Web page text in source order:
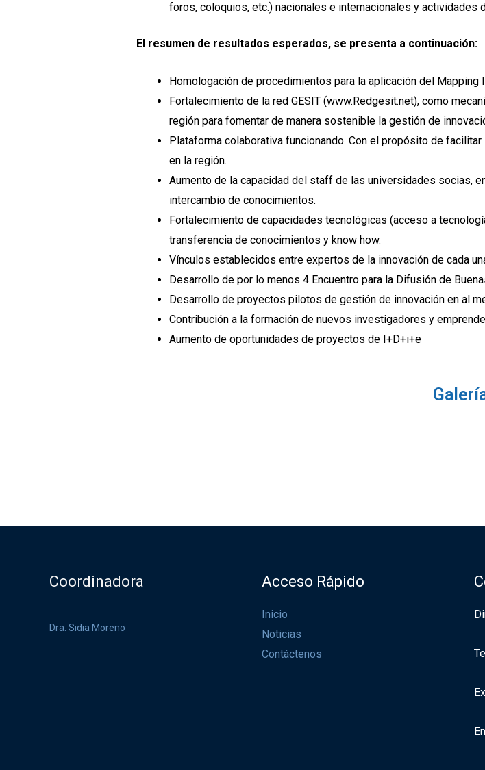
foros, coloquios, etc.) nacionales e internacionales y actividades
El resumen de resultados esperados, se presenta a continuación:
Homologación de procedimientos para la aplicación del
Fortalecimiento de la red GESIT (www.Redgesit.net), como
región para fomentar de manera sostenible la gestión de
Plataforma colaborativa funcionando. Con el propósito de
en la región.
Aumento de la capacidad del staff de las universidades socias,
intercambio de conocimientos.
Fortalecimiento de capacidades tecnológicas (acceso a
transferencia de conocimientos y know how.
Vínculos establecidos entre expertos de la innovación de cada
Desarrollo de por lo menos 4 Encuentro para la Difusión de
Desarrollo de proyectos pilotos de gestión de innovación en al
Contribución a la formación de nuevos investigadores y
Aumento de oportunidades de proyectos de I+D+i+e
Coordinadora
Dra. Sidia Moreno
Acceso Rápido
Inicio
Noticias
Contáctenos